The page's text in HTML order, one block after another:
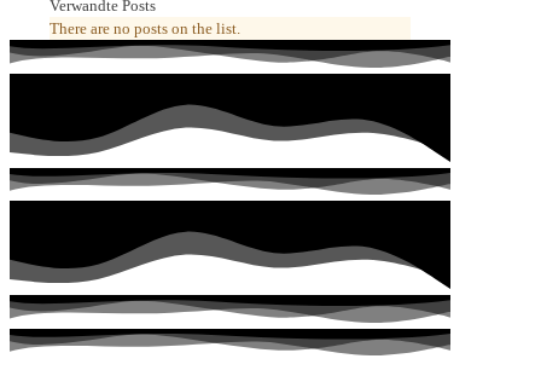
Verwandte Posts
There are no posts on the list.